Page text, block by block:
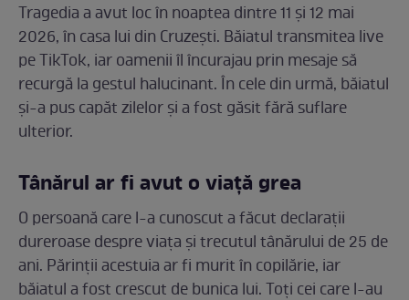
Tragedia a avut loc în noaptea dintre 11 și 12 mai
2026, în casa lui din Cruzești. Băiatul transmitea live
pe TikTok, iar oamenii îl încurajau prin mesaje să
recurgă la gestul halucinant. În cele din urmă, băiatul
și-a pus capăt zilelor și a fost găsit fără suflare
ulterior.
Tânărul ar fi avut o viață grea
O persoană care l-a cunoscut a făcut declarații
dureroase despre viața și trecutul tânărului de 25 de
ani. Părinții acestuia ar fi murit în copilărie, iar
băiatul a fost crescut de bunica lui. Toți cei care l-au